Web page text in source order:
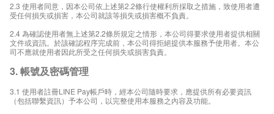
2.3 使用者同意，因本公司依上述第2.2條行使權利所採取之措施，致使用者遭
受任何損失或損害，本公司就該等損失或損害概不負責。
2.4 為確認使用者無上述第2.2條所規定之情形，本公司得要求使用者提供相關
文件或資訊。於該確認程序完成前，本公司得拒絕提供本服務予使用者。本公
司不應就使用者因此所受之任何損失或損害負責。
3. 帳號及密碼管理
3.1 使用者註冊LINE Pay帳戶時，經本公司隨時要求，應提供所有必要資訊
（包括聯繫資訊）予本公司，以完整使用本服務之內容及功能。